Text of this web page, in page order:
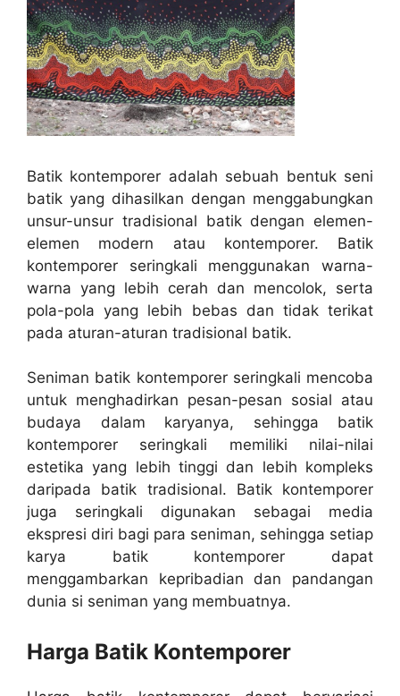
Batik kontemporer adalah sebuah bentuk seni
batik yang dihasilkan dengan menggabungkan
unsur-unsur tradisional batik dengan elemen-
elemen modern atau kontemporer. Batik
kontemporer seringkali menggunakan warna-
warna yang lebih cerah dan mencolok, serta
pola-pola yang lebih bebas dan tidak terikat
pada aturan-aturan tradisional batik.
Seniman batik kontemporer seringkali mencoba
untuk menghadirkan pesan-pesan sosial atau
budaya dalam karyanya, sehingga batik
kontemporer seringkali memiliki nilai-nilai
estetika yang lebih tinggi dan lebih kompleks
daripada batik tradisional. Batik kontemporer
juga seringkali digunakan sebagai media
ekspresi diri bagi para seniman, sehingga setiap
karya batik kontemporer dapat
menggambarkan kepribadian dan pandangan
dunia si seniman yang membuatnya.
Harga Batik Kontemporer